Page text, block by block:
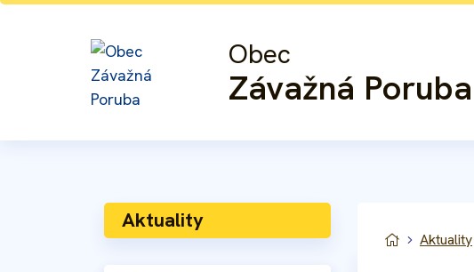
Rovno na obsah
Rovno na menu
Obec
Závažná Poruba
Úvodná
Aktuality
Aktuality